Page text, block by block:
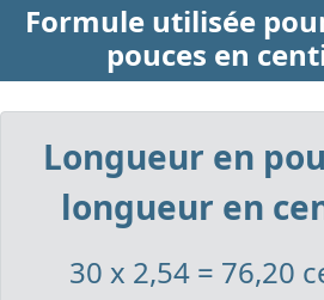
Formule utilisée
pouces en
Longueur en
longueur en
30 x 2,54 = 76,20